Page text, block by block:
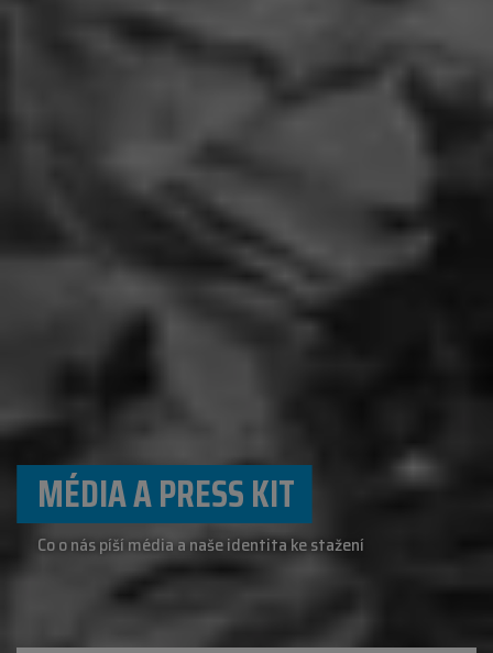
MÉDIA A PRESS KIT
Co o nás píší média a naše identita ke stažení